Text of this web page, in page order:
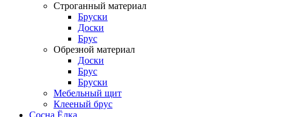
Строганный материал
Бруски
Доски
Брус
Обрезной материал
Доски
Брус
Бруски
Мебельный щит
Клееный брус
Сосна Ёлка